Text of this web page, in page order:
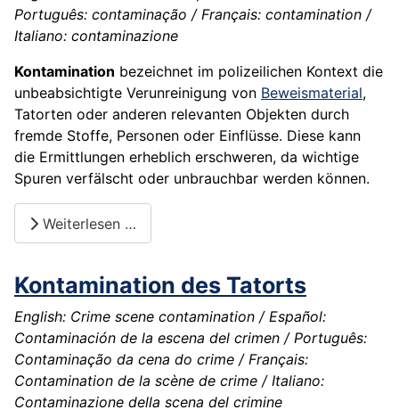
Português: contaminação / Français: contamination /
Italiano: contaminazione
Kontamination bezeichnet im polizeilichen Kontext die
unbeabsichtigte Verunreinigung von Beweismaterial,
Tatorten oder anderen relevanten Objekten durch
fremde Stoffe, Personen oder Einflüsse. Diese kann
die Ermittlungen erheblich erschweren, da wichtige
Spuren verfälscht oder unbrauchbar werden können.
Weiterlesen …
Kontamination des Tatorts
English: Crime scene contamination / Español:
Contaminación de la escena del crimen / Português:
Contaminação da cena do crime / Français:
Contamination de la scène de crime / Italiano:
Contaminazione della scena del crimine